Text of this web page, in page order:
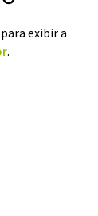
exibir a
.